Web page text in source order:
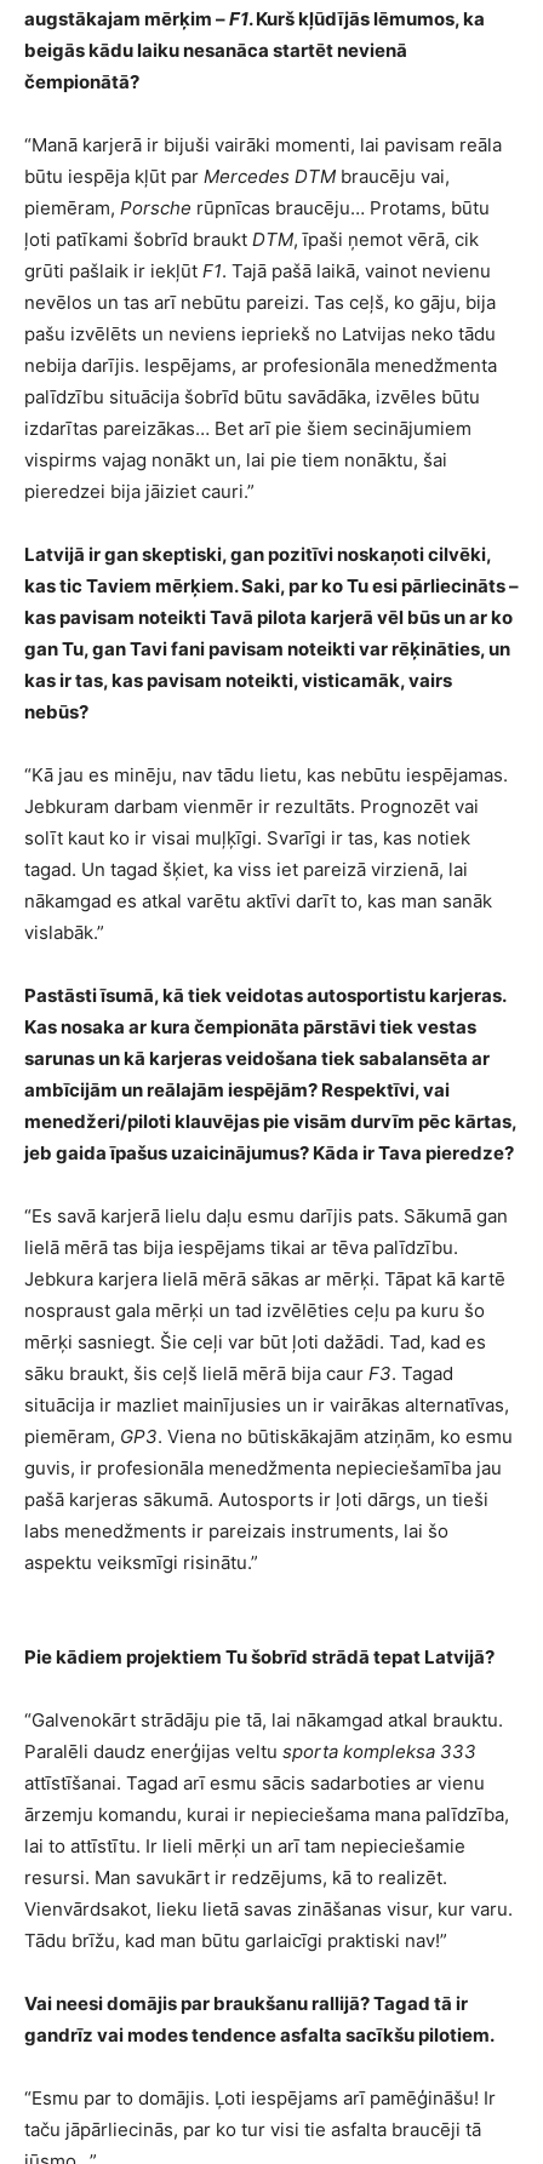
augstākajam mērķim –F1. Kurš kļūdījās lēmumos, ka
beigās kādu laiku nesanāca startēt nevienā
čempionātā?
“Manā karjerā ir bijuši vairāki momenti, lai pavisam reāla
būtu iespēja kļūt par Mercedes DTM braucēju vai,
piemēram, Porsche rūpnīcas braucēju… Protams, būtu
ļoti patīkami šobrīd braukt DTM, īpaši ņemot vērā, cik
grūti pašlaik ir iekļūt F1. Tajā pašā laikā, vainot nevienu
nevēlos un tas arī nebūtu pareizi. Tas ceļš, ko gāju, bija
pašu izvēlēts un neviens iepriekš no Latvijas neko tādu
nebija darījis. Iespējams, ar profesionāla menedžmenta
palīdzību situācija šobrīd būtu savādāka, izvēles būtu
izdarītas pareizākas… Bet arī pie šiem secinājumiem
vispirms vajag nonākt un, lai pie tiem nonāktu, šai
pieredzei bija jāiziet cauri.”
Latvijā ir gan skeptiski, gan pozitīvi noskaņoti cilvēki,
kas tic Taviem mērķiem. Saki, par ko Tu esi pārliecināts –
kas pavisam noteikti Tavā pilota karjerā vēl būs un ar ko
gan Tu, gan Tavi fani pavisam noteikti var rēķināties, un
kas ir tas, kas pavisam noteikti, visticamāk, vairs
nebūs?
“Kā jau es minēju, nav tādu lietu, kas nebūtu iespējamas.
Jebkuram darbam vienmēr ir rezultāts. Prognozēt vai
solīt kaut ko ir visai muļķīgi. Svarīgi ir tas, kas notiek
tagad. Un tagad šķiet, ka viss iet pareizā virzienā, lai
nākamgad es atkal varētu aktīvi darīt to, kas man sanāk
vislabāk.”
Pastāsti īsumā, kā tiek veidotas autosportistu karjeras.
Kas nosaka ar kura čempionāta pārstāvi tiek vestas
sarunas un kā karjeras veidošana tiek sabalansēta ar
ambīcijām un reālajām iespējām? Respektīvi, vai
menedžeri/piloti klauvējas pie visām durvīm pēc kārtas,
jeb gaida īpašus uzaicinājumus? Kāda ir Tava pieredze?
“Es savā karjerā lielu daļu esmu darījis pats. Sākumā gan
lielā mērā tas bija iespējams tikai ar tēva palīdzību.
Jebkura karjera lielā mērā sākas ar mērķi. Tāpat kā kartē
nospraust gala mērķi un tad izvēlēties ceļu pa kuru šo
mērķi sasniegt. Šie ceļi var būt ļoti dažādi. Tad, kad es
sāku braukt, šis ceļš lielā mērā bija caur F3. Tagad
situācija ir mazliet mainījusies un ir vairākas alternatīvas,
piemēram, GP3. Viena no būtiskākajām atziņām, ko esmu
guvis, ir profesionāla menedžmenta nepieciešamība jau
pašā karjeras sākumā. Autosports ir ļoti dārgs, un tieši
labs menedžments ir pareizais instruments, lai šo
aspektu veiksmīgi risinātu.”
Pie kādiem projektiem Tu šobrīd strādā tepat Latvijā?
“Galvenokārt strādāju pie tā, lai nākamgad atkal brauktu.
Paralēli daudz enerģijas veltu sporta kompleksa 333
attīstīšanai. Tagad arī esmu sācis sadarboties ar vienu
ārzemju komandu, kurai ir nepieciešama mana palīdzība,
lai to attīstītu. Ir lieli mērķi un arī tam nepieciešamie
resursi. Man savukārt ir redzējums, kā to realizēt.
Vienvārdsakot, lieku lietā savas zināšanas visur, kur varu.
Tādu brīžu, kad man būtu garlaicīgi praktiski nav!”
Vai neesi domājis par braukšanu rallijā? Tagad tā ir
gandrīz vai modes tendence asfalta sacīkšu pilotiem.
“Esmu par to domājis. Ļoti iespējams arī pamēģināšu! Ir
taču jāpārliecinās, par ko tur visi tie asfalta braucēji tā